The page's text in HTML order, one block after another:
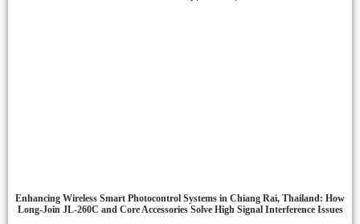
Enhancing Wireless Smart Photocontrol Systems in Chiang Rai, Thailand: How
Long-Join JL-260C and Core Accessories Solve High Signal Interference Issues